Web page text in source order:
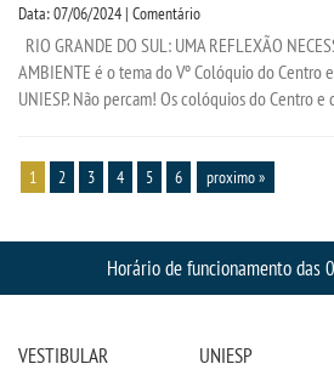
Data: 07/06/2024 | Comentário
RIO GRANDE DO SUL: UMA REFLEXÃO
AMBIENTE é o tema do Vº Colóquio do Centro
UNIESP. Não percam! Os colóquios do Centro e
1 2 3 4 5 6 proximo »
Horário de funcionamento das
VESTIBULAR UNIESP